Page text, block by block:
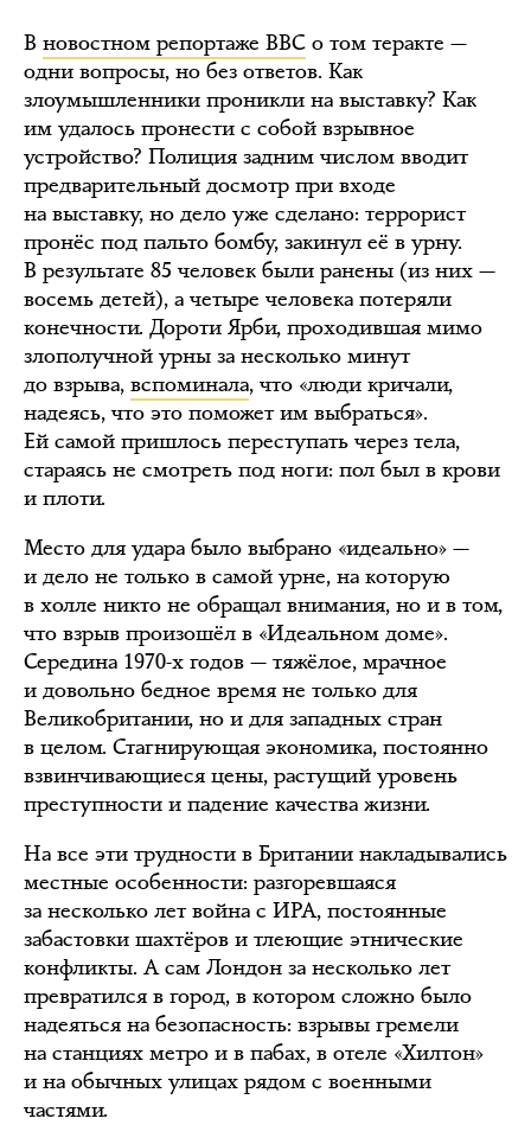
В новостном репортаже BBC о том теракте —
одни вопросы, но без ответов. Как
злоумышленники проникли на выставку? Как
им удалось пронести с собой взрывное
устройство? Полиция задним числом вводит
предварительный досмотр при входе
на выставку, но дело уже сделано: террорист
пронёс под пальто бомбу, закинул её в урну.
В результате 85 человек были ранены (из них —
восемь детей), а четыре человека потеряли
конечности. Дороти Ярби, проходившая мимо
злополучной урны за несколько минут
до взрыва, вспоминала, что «люди кричали,
надеясь, что это поможет им выбраться».
Ей самой пришлось переступать через тела,
стараясь не смотреть под ноги: пол был в крови
и плоти.
Место для удара было выбрано «идеально» —
и дело не только в самой урне, на которую
в холле никто не обращал внимания, но и в том,
что взрыв произошёл в «Идеальном доме».
Середина 1970-х годов — тяжёлое, мрачное
и довольно бедное время не только для
Великобритании, но и для западных стран
в целом. Стагнирующая экономика, постоянно
взвинчивающиеся цены, растущий уровень
преступности и падение качества жизни.
На все эти трудности в Британии накладывались
местные особенности: разгоревшаяся
за несколько лет война с ИРА, постоянные
забастовки шахтёров и тлеющие этнические
конфликты. А сам Лондон за несколько лет
превратился в город, в котором сложно было
надеяться на безопасность: взрывы гремели
на станциях метро и в пабах, в отеле «Хилтон»
и на обычных улицах рядом с военными
частями.